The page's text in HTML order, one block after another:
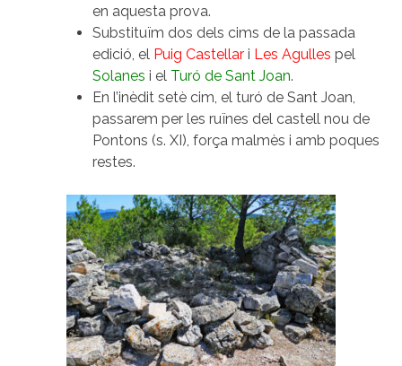
en aquesta prova.
Substituïm dos dels cims de la passada
edició, el Puig Castellar i Les Agulles pel
Solanes i el Turó de Sant Joan.
En l’inèdit setè cim, el turó de Sant Joan,
passarem per les ruïnes del castell nou de
Pontons (s. XI), força malmès i amb poques
restes.